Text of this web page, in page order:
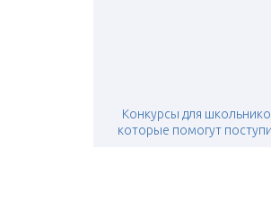
Конкурсы для
которые помогут